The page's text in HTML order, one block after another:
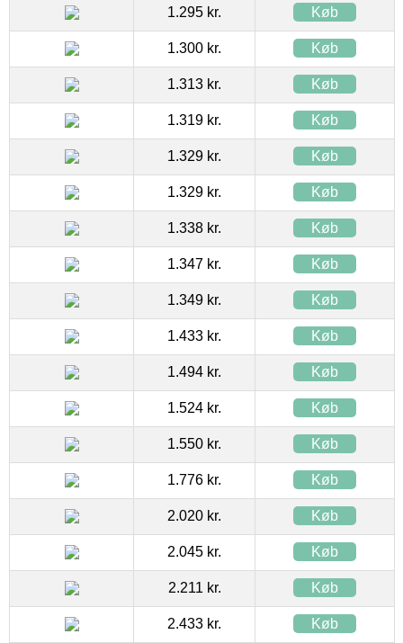
1.295 kr. Køb
1.300 kr. Køb
1.313 kr. Køb
1.319 kr. Køb
1.329 kr. Køb
1.329 kr. Køb
1.338 kr. Køb
1.347 kr. Køb
1.349 kr. Køb
1.433 kr. Køb
1.494 kr. Køb
1.524 kr. Køb
1.550 kr. Køb
1.776 kr. Køb
2.020 kr. Køb
2.045 kr. Køb
2.211 kr. Køb
2.433 kr. Køb